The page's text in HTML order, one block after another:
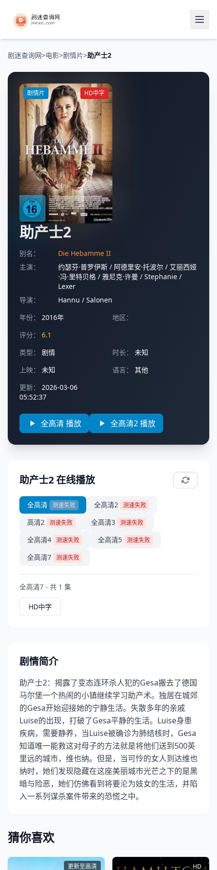
剧迷查询网>电影>剧情片>助产士2
剧情片 HD中字
助产士2
别名：
Die Hebamme II
主演：
约瑟芬·普罗伊斯 / 阿德里安·托波尔 / 艾丽西娅
·冯·里特贝格 / 雅尼克·许曼 / Stephanie /
Lexer
导演：
Hannu / Salonen
年份：
2016年
地区：
评分：
6.1
类型：
剧情 时长：
未知
上映：
未知 语言：
其他
更新：
2026-03-06
05:52:37
全高清 播放 全高清2 播放
助产士2 在线播放
全高清 测速失败 全高清2 测速失败
高清2 测速失败 全高清3 测速失败
全高清4 测速失败 全高清5 测速失败
全高清7 测速失败
全高清7 - 共 1 集
HD中字
剧情简介
助产士2：揭露了变态连环杀人犯的Gesa搬去了德国
马尔堡一个热闹的小镇继续学习助产术。独居在城郊
的Gesa开始迎接她的宁静生活。失散多年的亲戚
Luise的出现，打破了Gesa平静的生活。Luise身患
疾病，需要静养，当Luise被确诊为肺结核时，Gesa
知道唯一能救这对母子的方法就是将他们送到500英
里远的城市，维也纳。但是，当可怜的女人到达维也
纳时，她们发现隐藏在这座美丽城市光芒之下的是黑
暗与险恶，她们仿佛看到将要沦为妓女的生活，并陷
入一系列谋杀案件带来的恐慌之中。
猜你喜欢
更新至高清 HD